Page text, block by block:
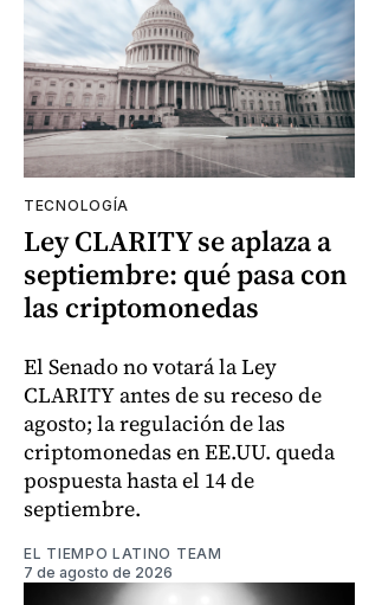
TECNOLOGÍA
Ley CLARITY se aplaza a
septiembre: qué pasa con
las criptomonedas
El Senado no votará la Ley
CLARITY antes de su receso de
agosto; la regulación de las
criptomonedas en EE.UU. queda
pospuesta hasta el 14 de
septiembre.
EL TIEMPO LATINO TEAM
7 de agosto de 2026